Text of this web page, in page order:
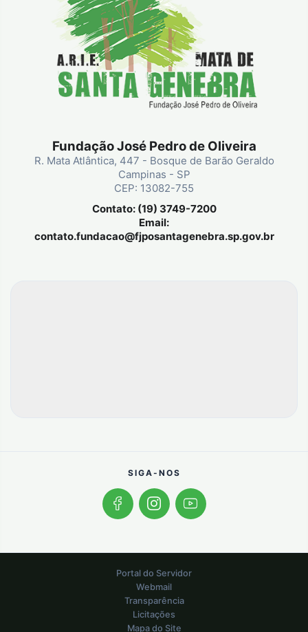
Fundação José Pedro de Oliveira
R. Mata Atlântica, 447 - Bosque de Barão Geraldo
Campinas - SP
CEP: 13082-755
Contato: (19) 3749-7200
Email:
contato.fundacao@fjposantagenebra.sp.gov.br
SIGA-NOS
Portal do Servidor
Webmail
Transparência
Licitações
Mapa do Site